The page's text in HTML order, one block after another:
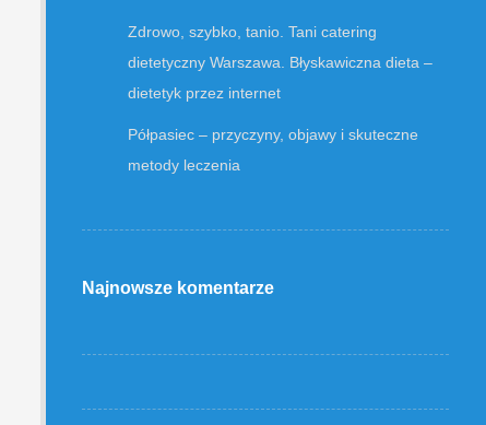
Zdrowo, szybko, tanio. Tani catering
dietetyczny Warszawa. Błyskawiczna dieta –
dietetyk przez internet
Półpasiec – przyczyny, objawy i skuteczne
metody leczenia
Najnowsze komentarze